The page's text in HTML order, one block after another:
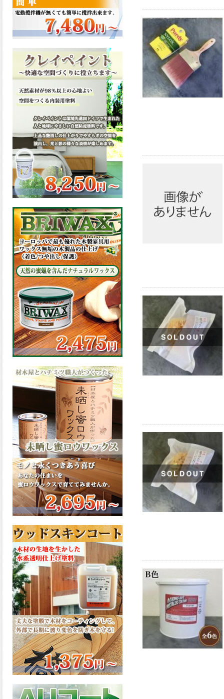
ラ感と溶け合うように広がる
色彩が床と壁を印象的に仕上
げる、アクアカラー デュオト
ーンが新しく販売開始致しま
2026.03.13
滑らかな塗膜は従来の屋根用
塗料と比べ、滑らかな塗膜表
面を形成し、光沢が高く、抜
群の仕上がり性を提供、一液
プレミアムルーフシリコンが
新しく販売開始致しました。
ご購入はこちらから。
2026.03.12
無機顔料の表面を高緻密ダブ
ルシールド層でガードするこ
とにより、ラジカルの発生を
抑制、エスケープレミアムル
ーフSiが新しく販売開始致し
ました。ご購入はこちらか
ら。
2026.03.11
緻密で強靭な無機系塗膜と、
汚れを降雨で洗い流す親水性
の表面効果により優れた低汚
染性を発揮、エスケープレミ
アム無機ルーフが新しく販売
開始致しました。ご購入はこ
ちらから。
2026.03.09
ハケ塗りでの伸びが良く作業
性と仕上がりに優れた合成樹
脂調合ペイント、SDホルスF4
が新しく販売開始致しまし
た。ご購入はこちらから。
2026.03.06
ファインウレタンの使いやす
さで、低汚染形。塗料用シン
ナーで希釈できる、使いやす
さを追求したウレタン樹脂エ
ナメル、低汚染形ファインウ
レタンU100が新しく販売開始
致しました。ご購入はこちら
から。
2026.03.05
ファインウレタンの使いやす
さで、弾性形。塗料用シンナ
ーで希釈できる、使いやすさ
を追求したウレタン樹脂エナ
メル、弾性ファインウレタン
した。ご購入はこちらから。
2026.03.04
長年ご愛顧いただいている
「ラッカー塗料」に抗ウイル
ス機能を追加しバージョンア
ップ、UAV-78700 クリヤーラ
ッカー・ハイフラットが新し
く販売開始致しました。ご購
入はこちらから。
2026.03.03
木の素材感はそのまま活か
し、汚れや日焼け・黄ばみを
防ぐことができる、白木肌2が
新しく販売開始致しました。
2026.03.03